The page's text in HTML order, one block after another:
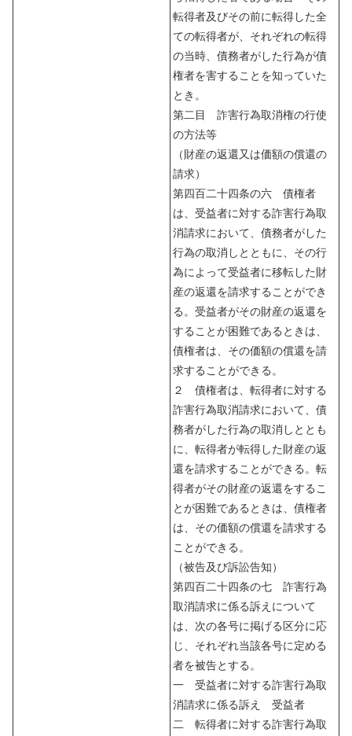
転得者及びその前に転得した全
ての転得者が、それぞれの転得
の当時、債務者がした行為が債
権者を害することを知っていた
とき。
第二目 詐害行為取消権の行使
の方法等
（財産の返還又は価額の償還の
請求）
第四百二十四条の六 債権者
は、受益者に対する詐害行為取
消請求において、債務者がした
行為の取消しとともに、その行
為によって受益者に移転した財
産の返還を請求することができ
る。受益者がその財産の返還を
することが困難であるときは、
債権者は、その価額の償還を請
求することができる。
２ 債権者は、転得者に対する
詐害行為取消請求において、債
務者がした行為の取消しととも
に、転得者が転得した財産の返
還を請求することができる。転
得者がその財産の返還をするこ
とが困難であるときは、債権者
は、その価額の償還を請求する
ことができる。
（被告及び訴訟告知）
第四百二十四条の七 詐害行為
取消請求に係る訴えについて
は、次の各号に掲げる区分に応
じ、それぞれ当該各号に定める
者を被告とする。
一 受益者に対する詐害行為取
消請求に係る訴え 受益者
二 転得者に対する詐害行為取